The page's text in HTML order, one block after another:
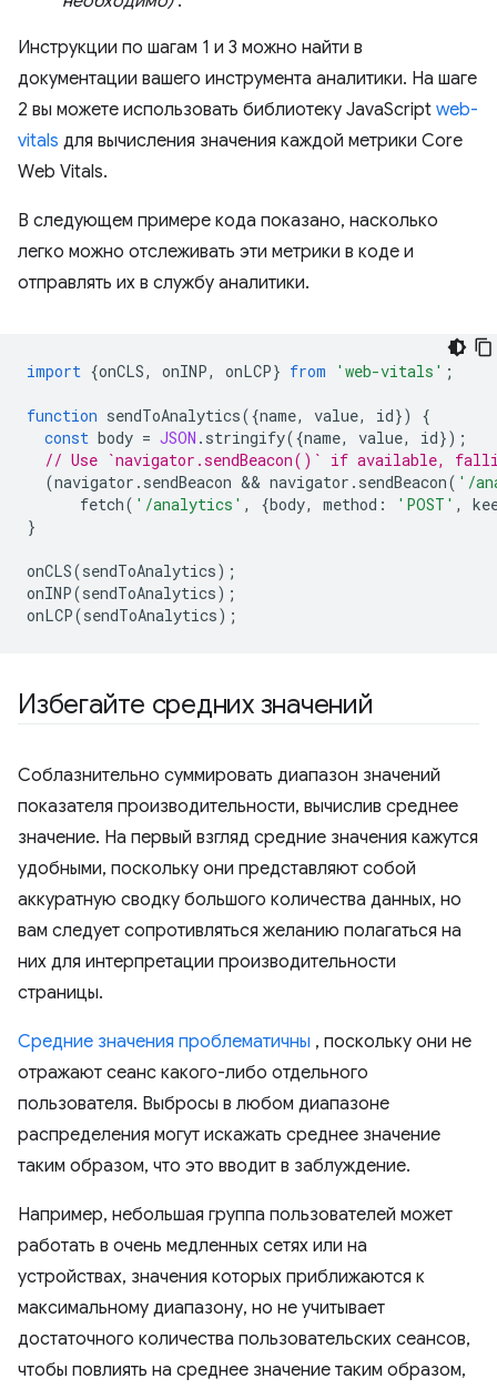
Инструкции по шагам 1 и 3 можно найти в
документации вашего инструмента аналитики. На шаге
2 вы можете использовать библиотеку JavaScript web-
vitals для вычисления значения каждой метрики Core
Web Vitals.
В следующем примере кода показано, насколько
легко можно отслеживать эти метрики в коде и
отправлять их в службу аналитики.
import {onCLS, onINP, onLCP} from 'web-vitals' ;
function sendToAnalytics({name, value, id})
{
const body = JSON . stringify({name, value, id});
// Use `navigator.sendBeacon()` if available,
(navigator . sendBeacon && navigator . sendBeacon( '/
fetch( '/analytics' , {body, method : 'POST' ,
}
onCLS(sendToAnalytics);
onINP(sendToAnalytics);
onLCP(sendToAnalytics);
Избегайте средних значений
Соблазнительно суммировать диапазон значений
показателя производительности, вычислив среднее
значение. На первый взгляд средние значения кажутся
удобными, поскольку они представляют собой
аккуратную сводку большого количества данных, но
вам следует сопротивляться желанию полагаться на
них для интерпретации производительности
страницы.
Средние значения проблематичны , поскольку они не
отражают сеанс какого-либо отдельного
пользователя. Выбросы в любом диапазоне
распределения могут искажать среднее значение
таким образом, что это вводит в заблуждение.
Например, небольшая группа пользователей может
работать в очень медленных сетях или на
устройствах, значения которых приближаются к
максимальному диапазону, но не учитывает
достаточного количества пользовательских сеансов,
чтобы повлиять на среднее значение таким образом,